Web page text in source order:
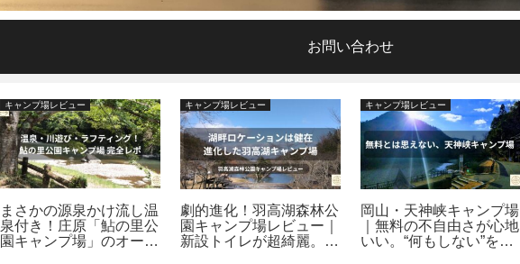
お問い合わせ
キャンプ場レビュー
まさかの源泉かけ流し温
泉付き！庄原「鮎の里公
園キャンプ場」のオート
キャンプ場レビュー
劇的進化！羽高湖森林公
園キャンプ場レビュー｜
新設トイレが超綺麗。料
キャンプ場レビュー
岡山・天神峡キャンプ場
｜無料の不自由さが心地
いい。“何もしない”を極